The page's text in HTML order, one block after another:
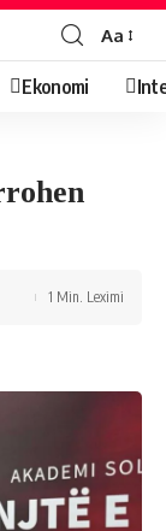
Aa
Ekonomi
1 Min. Leximi